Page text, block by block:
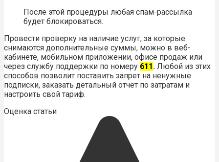
После этой процедуры любая спам-рассылка
будет блокироваться.
Провести проверку на наличие услуг, за которые
снимаются дополнительные суммы, можно в веб-
кабинете, мобильном приложении, офисе продаж или
через службу поддержки по номеру 611. Любой из этих
способов позволит поставить запрет на ненужные
подписки, заказать детальный отчет по затратам и
настроить свой тариф.
Оценка статьи